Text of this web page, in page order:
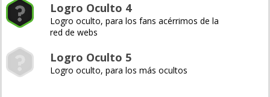
Logro Oculto 4
Logro oculto, para los fans acérrimos de la
red de webs
Logro Oculto 5
Logro oculto, para los más ocultos